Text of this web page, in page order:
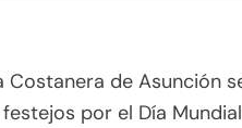
Costanera de Asunción
por el Día